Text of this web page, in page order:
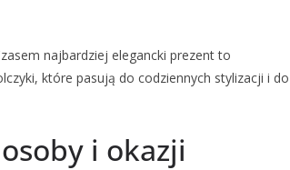
najbardziej elegancki prezent to
które pasują do codziennych stylizacji i do
i okazji